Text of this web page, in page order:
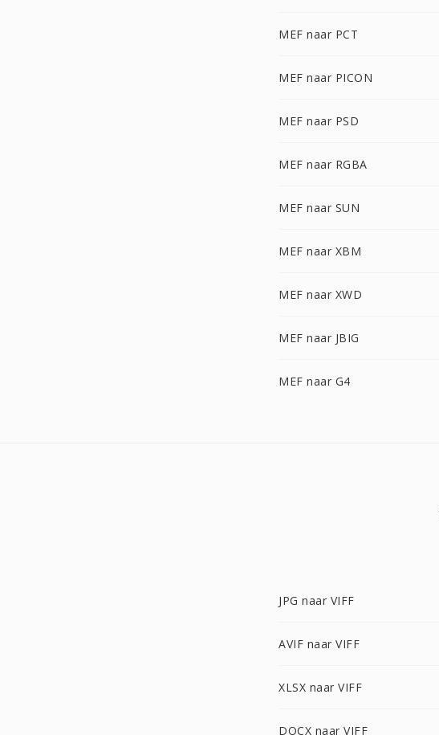
MEF naar PCT
MEF naar PICON
MEF naar PSD
MEF naar RGBA
MEF naar SUN
MEF naar XBM
MEF naar XWD
MEF naar JBIG
MEF naar G4
JPG naar VIFF
AVIF naar VIFF
XLSX naar VIFF
DOCX naar VIFF